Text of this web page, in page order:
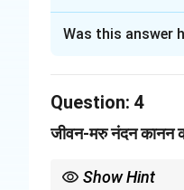
Download
Was this answer
Question: 4
जीवन-मरु नंदन कानन
Show Hint